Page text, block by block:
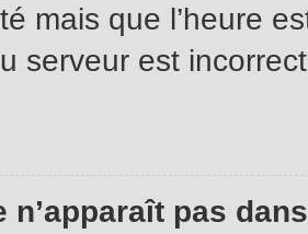
mais que l’heure
serveur est
n’apparaît pas